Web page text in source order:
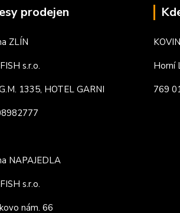
prodejen
ZLÍN
s.r.o.
1335, HOTEL GARNI
NAPAJEDLA
s.r.o.
nám. 66
Horní
769